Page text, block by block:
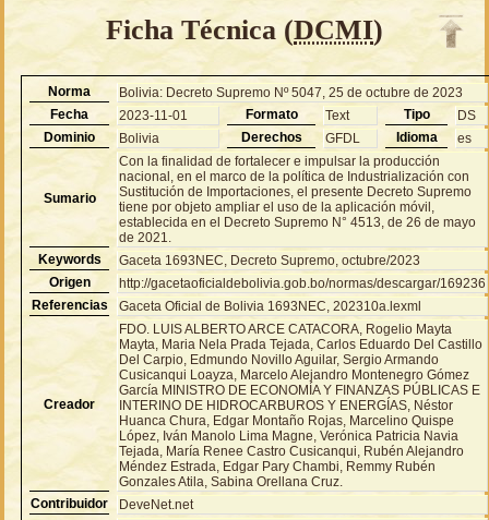
Ficha Técnica (DCMI)
Norma
Bolivia: Decreto Supremo Nº 5047, 25 de octubre de 2023
Fecha
2023-11-01 Formato Text Tipo
DS
Dominio
Bolivia Derechos GFDL Idioma es
Sumario
Con la finalidad de fortalecer e impulsar la producción
nacional, en el marco de la política de Industrialización con
Sustitución de Importaciones, el presente Decreto Supremo
tiene por objeto ampliar el uso de la aplicación móvil,
establecida en el Decreto Supremo N° 4513, de 26 de mayo
de 2021.
Keywords
Gaceta 1693NEC, Decreto Supremo, octubre/2023
Origen
http://gacetaoficialdebolivia.gob.bo/normas/descargar/169236
Referencias
Gaceta Oficial de Bolivia 1693NEC, 202310a.lexml
Creador
FDO. LUIS ALBERTO ARCE CATACORA, Rogelio Mayta
Mayta, Maria Nela Prada Tejada, Carlos Eduardo Del Castillo
Del Carpio, Edmundo Novillo Aguilar, Sergio Armando
Cusicanqui Loayza, Marcelo Alejandro Montenegro Gómez
García MINISTRO DE ECONOMÍA Y FINANZAS PÚBLICAS E
INTERINO DE HIDROCARBUROS Y ENERGÍAS, Néstor
Huanca Chura, Edgar Montaño Rojas, Marcelino Quispe
López, Iván Manolo Lima Magne, Verónica Patricia Navia
Tejada, María Renee Castro Cusicanqui, Rubén Alejandro
Méndez Estrada, Edgar Pary Chambi, Remmy Rubén
Gonzales Atila, Sabina Orellana Cruz.
Contribuidor
DeveNet.net